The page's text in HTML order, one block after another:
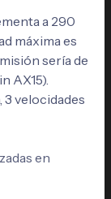
a 290
máxima es
sería de
AX15).
3 velocidades
en